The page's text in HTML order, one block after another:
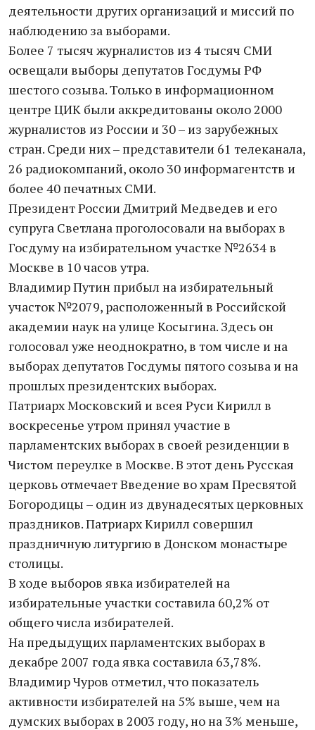
деятельности других организаций и миссий по
наблюдению за выборами.
Более 7 тысяч журналистов из 4 тысяч СМИ
освещали выборы депутатов Госдумы РФ
шестого созыва. Только в информационном
центре ЦИК были аккредитованы около 2000
журналистов из России и 30 – из зарубежных
стран. Среди них – представители 61 телеканала,
26 радиокомпаний, около 30 информагентств и
более 40 печатных СМИ.
Президент России Дмитрий Медведев и его
супруга Светлана проголосовали на выборах в
Госдуму на избирательном участке №2634 в
Москве в 10 часов утра.
Владимир Путин прибыл на избирательный
участок №2079, расположенный в Российской
академии наук на улице Косыгина. Здесь он
голосовал уже неоднократно, в том числе и на
выборах депутатов Госдумы пятого созыва и на
прошлых президентских выборах.
Патриарх Московский и всея Руси Кирилл в
воскресенье утром принял участие в
парламентских выборах в своей резиденции в
Чистом переулке в Москве. В этот день Русская
церковь отмечает Введение во храм Пресвятой
Богородицы – один из двунадесятых церковных
праздников. Патриарх Кирилл совершил
праздничную литургию в Донском монастыре
столицы.
В ходе выборов явка избирателей на
избирательные участки составила 60,2% от
общего числа избирателей.
На предыдущих парламентских выборах в
декабре 2007 года явка составила 63,78%.
Владимир Чуров отметил, что показатель
активности избирателей на 5% выше, чем на
думских выборах в 2003 году, но на 3% меньше,